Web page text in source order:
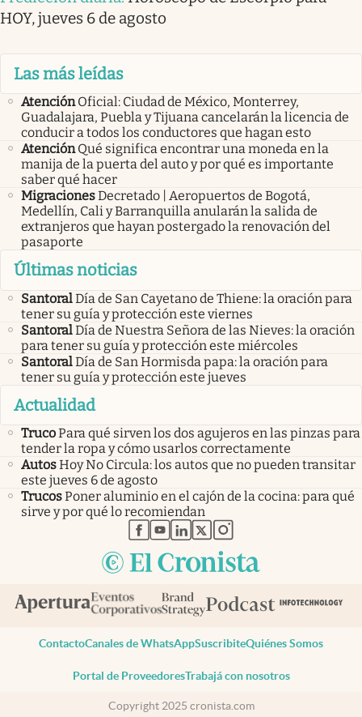
HOY, jueves 6 de agosto
Las más leídas
Atención Oficial: Ciudad de México, Monterrey,
Guadalajara, Puebla y Tijuana cancelarán la licencia de
conducir a todos los conductores que hagan esto
Atención Qué significa encontrar una moneda en la
manija de la puerta del auto y por qué es importante
saber qué hacer
MigracionesDecretado | Aeropuertos de Bogotá,
Medellín, Cali y Barranquilla anularán la salida de
extranjeros que hayan postergado la renovación del
pasaporte
Últimas noticias
SantoralDía de San Cayetano de Thiene: la oración para
tener su guía y protección este viernes
SantoralDía de Nuestra Señora de las Nieves: la oración
para tener su guía y protección este miércoles
SantoralDía de San Hormisda papa: la oración para
tener su guía y protección este jueves
Actualidad
TrucoPara qué sirven los dos agujeros en las pinzas para
tender la ropa y cómo usarlos correctamente
AutosHoy No Circula: los autos que no pueden transitar
este jueves 6 de agosto
TrucosPoner aluminio en el cajón de la cocina: para qué
sirve y por qué lo recomiendan
abre en nueva pestaña
abre en nueva pestaña
abre en nueva pestaña
abre en nueva pestaña
abre en nueva pestaña
ContactoCanales de WhatsAppSuscribiteQuiénes Somos
Portal de ProveedoresTrabajá con nosotros
Copyright 2025 cronista.com